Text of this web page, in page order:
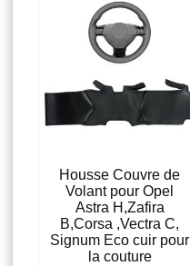
Housse Couvre de
Volant pour Opel
Astra H,Zafira
B,Corsa ,Vectra C,
Signum Eco cuir pour
la couture